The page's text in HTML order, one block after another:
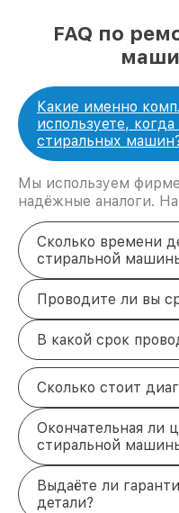
FAQ по
Какие именно
используете,
стиральных
Мы используем
надёжные аналоги.
Сколько времени
стиральной
Проводите ли вы
В какой срок
Сколько стоит
Окончательная ли
стиральной
Выдаёте ли
детали?